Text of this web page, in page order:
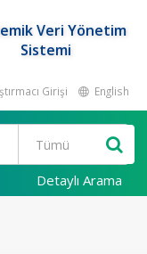
Veri Yönetim
Sistemi
Girişi English
Detaylı Arama